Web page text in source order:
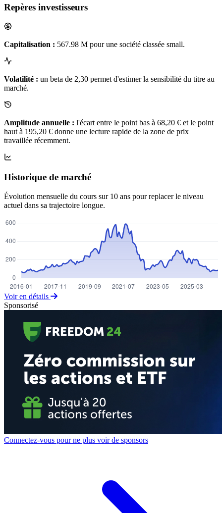
Repères investisseurs
Capitalisation : 567.98 M pour une société classée small.
Volatilité : un beta de 2,30 permet d'estimer la sensibilité du titre au
marché.
Amplitude annuelle : l'écart entre le point bas à 68,20 € et le point
haut à 195,20 € donne une lecture rapide de la zone de prix
travaillée récemment.
Historique de marché
Évolution mensuelle du cours sur 10 ans pour replacer le niveau
actuel dans sa trajectoire longue.
Voir en détails
Sponsorisé
Connectez-vous pour ne plus voir de sponsors